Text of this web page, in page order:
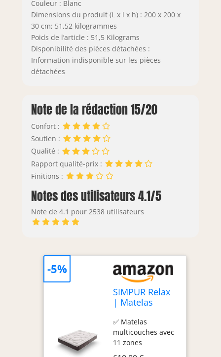
Couleur : Blanc
Dimensions du produit (L x l x h) : 200 x 200 x
30 cm; 51,52 kilogrammes
Poids de l’article : 51,5 Kilograms
Disponibilité des pièces détachées :
Information indisponible sur les pièces
détachées
Note de la rédaction 15/20
Confort :
Soutien :
Qualité :
Rapport qualité-prix :
Finitions :
Notes des utilisateurs 4.1/5
Note de 4.1 pour 2538 utilisateurs
SIMPUR Relax
| Matelas
Royal Top
Viscoélastique
et Ressorts
Ensachés | 30
✅ Matelas
multicouches avec
11 zones
-5%